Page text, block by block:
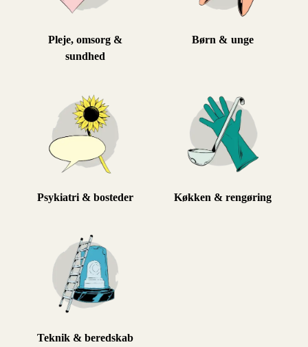
Pleje, omsorg &
sundhed
Børn & unge
Psykiatri & bosteder Køkken & rengøring
Teknik & beredskab